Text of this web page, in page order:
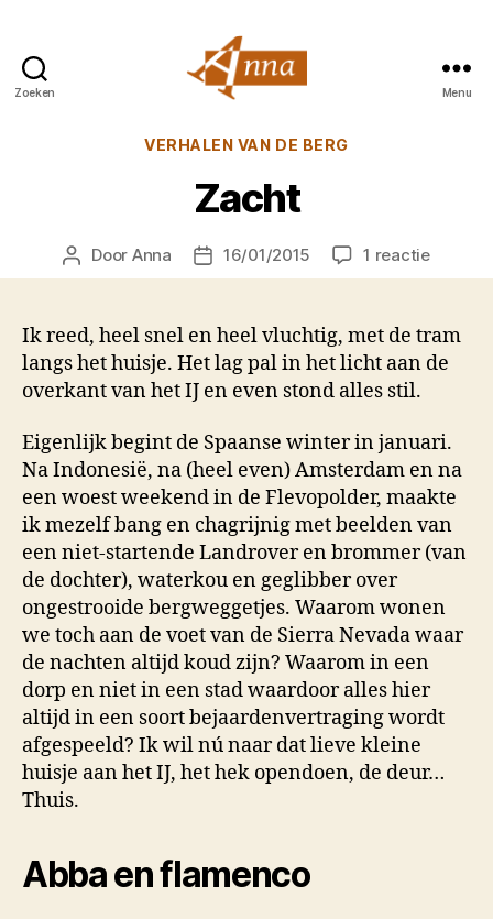
Zoeken
van
Menu
Categorieën
VERHALEN VAN DE BERG
Zacht
Berichtauteur
Door Anna Berichtdatum
16/01/2015 1 reactieop
Zacht
Ik reed, heel snel en heel vluchtig, met de tram
langs het huisje. Het lag pal in het licht aan de
overkant van het IJ en even stond alles stil.
Eigenlijk begint de Spaanse winter in januari.
Na Indonesië, na (heel even) Amsterdam en na
een woest weekend in de Flevopolder, maakte
ik mezelf bang en chagrijnig met beelden van
een niet-startende Landrover en brommer (van
de dochter), waterkou en geglibber over
ongestrooide bergweggetjes. Waarom wonen
we toch aan de voet van de Sierra Nevada waar
de nachten altijd koud zijn? Waarom in een
dorp en niet in een stad waardoor alles hier
altijd in een soort bejaardenvertraging wordt
afgespeeld? Ik wil nú naar dat lieve kleine
huisje aan het IJ, het hek opendoen, de deur…
Thuis.
Abba en flamenco